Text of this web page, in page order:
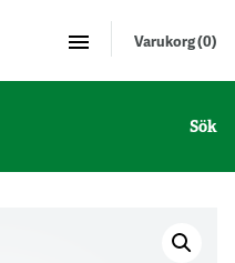
Varukorg (0)
Sök